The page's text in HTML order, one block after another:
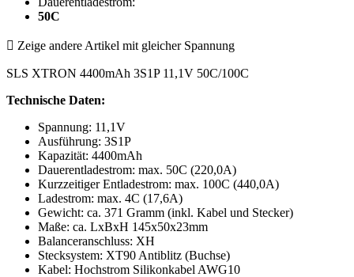
50C
 Zeige andere Artikel mit gleicher Spannung
SLS XTRON 4400mAh 3S1P 11,1V 50C/100C
Technische Daten:
Spannung: 11,1V
Ausführung: 3S1P
Kapazität: 4400mAh
Dauerentladestrom: max. 50C (220,0A)
Kurzzeitiger Entladestrom: max. 100C (440,0A)
Ladestrom: max. 4C (17,6A)
Gewicht: ca. 371 Gramm (inkl. Kabel und Stecker)
Maße: ca. LxBxH 145x50x23mm
Balanceranschluss: XH
Stecksystem: XT90 Antiblitz (Buchse)
Kabel: Hochstrom Silikonkabel AWG10